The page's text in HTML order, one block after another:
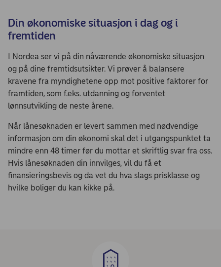
Din økonomiske situasjon i dag og i
fremtiden
I Nordea ser vi på din nåværende økonomiske situasjon
og på dine fremtidsutsikter. Vi prøver å balansere
kravene fra myndighetene opp mot positive faktorer for
framtiden, som f.eks. utdanning og forventet
lønnsutvikling de neste årene.
Når lånesøknaden er levert sammen med nødvendige
informasjon om din økonomi skal det i utgangspunktet ta
mindre enn 48 timer før du mottar et skriftlig svar fra oss.
Hvis lånesøknaden din innvilges, vil du få et
finansieringsbevis og da vet du hva slags prisklasse og
hvilke boliger du kan kikke på.